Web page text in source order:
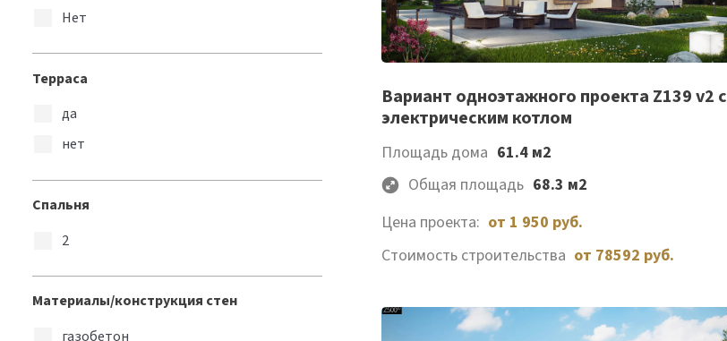
Нет
Терраса
да
нет
Спальня
2
Материалы/конструкция стен
газобетон
Список
желаемого
Вариант одноэтажного проекта Z139 v2 с
электрическим котлом
Площадь дома 61.4 м2
Общая площадь 68.3 м2
Цена проекта: от 1 950 руб.
Стоимость строительства от 78592 руб.